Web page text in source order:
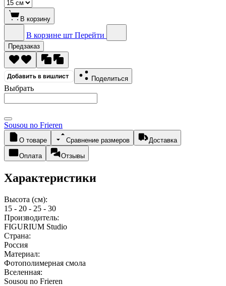
В корзину
В корзине шт Перейти
Предзаказ
Добавить в вишлист Поделиться
Выбрать
Sousou no Frieren
О товаре Сравнение размеров Доставка
Оплата Отзывы
Характеристики
Высота (см):
15 - 20 - 25 - 30
Производитель:
FIGURIUM Studio
Страна:
Россия
Материал:
Фотополимерная смола
Вселенная:
Sousou no Frieren